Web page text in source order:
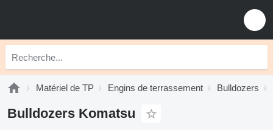
Matériel de TP Engins de terrassement Bulldozers
Bulldozers Komatsu